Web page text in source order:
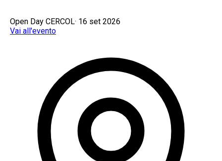
Open Day CERCOL· 16 set 2026
Vai all'evento